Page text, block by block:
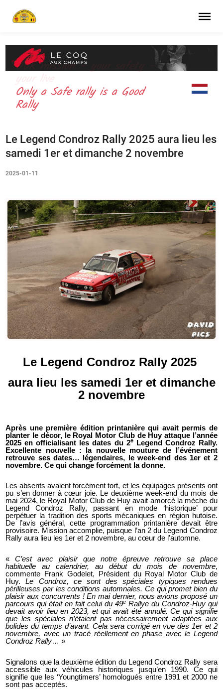
Only a Safe rally is a Good
OUR mission – your safety –
your live
Le Legend Condroz Rally 2025 aura lieu les
samedi 1er et dimanche 2 novembre
2025-01-11
Le Legend Condroz Rally 2025
aura lieu les samedi 1er et dimanche
2 novembre
Après une première édition printanière qui avait permis de
planter le décor, le Royal Motor Club de Huy attaque l’année
2025 en officialisant les dates du 2e
Legend Condroz Rally.
Excellente nouvelle : la nouvelle mouture de l’événement
retrouve ses dates… légendaires, le week-end des 1er et 2
novembre. Ce qui change forcément la donne.
Les absents avaient forcément tort, et les équipages présents ont
pu s’en donner à cœur joie. Le deuxième week-end du mois de
mai 2024, le Royal Motor Club de Huy avait amorcé la mèche du
Legend Condroz Rally, passant en mode ‘historique’ pour
perpétuer la tradition des sports mécaniques en région hutoise.
De l’avis général, cette programmation printanière devait être
provisoire. Mission accomplie, puisque l’an 2 du Legend Condroz
Rally aura lieu les 1er et 2 novembre, au cœur de l’automne.
«C’est avec plaisir que notre épreuve retrouve sa place
habituelle au calendrier, au début du mois de novembre,
commente Frank Godelet, Président du Royal Motor Club de
Huy.
Le Condroz, ce sont des spéciales typiques rendues
périlleuses par les conditions automnales. Ce qui promet bien du
plaisir aux concurrents ! En mai dernier, nous avions proposé un
parcours qui était en fait celui du 49e Rallye du Condroz-Huy qui
devait avoir lieu en 2023, et qui avait été annulé. Ce qui signifie
que les spéciales n’étaient pas nécessairement adaptées aux
bolides du temps d’avant. Cela sera corrigé en vue des 1er et 2
novembre, avec un tracé réellement en phase avec le Legend
Condroz Rally… »
Signalons que la deuxième édition du Legend Condroz Rally sera
accessible aux véhicules historiques jusqu’en 1990. Ce qui
signifie que les ‘Youngtimers’ homologués entre 1991 et 2000 ne
sont pas acceptés.